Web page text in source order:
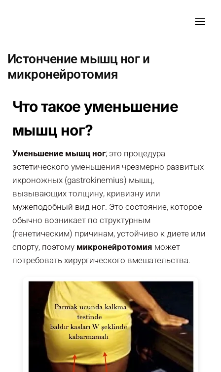
Истончение мышц ног и
микронейротомия
Что такое уменьшение
мышц ног?
Уменьшение мышц ног; это процедура
эстетического уменьшения чрезмерно развитых
икроножных (gastrokinemius) мышц,
вызывающих толщину, кривизну или
мужеподобный вид ног. Это состояние, которое
обычно возникает по структурным
(генетическим) причинам, устойчиво к диете или
спорту, поэтому микронейротомия может
потребовать хирургического вмешательства.